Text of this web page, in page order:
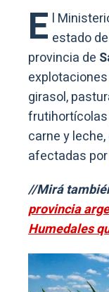
E l
estado
provincia de
girasol,
frutihortícolas
carne y
afectadas por
//Mirá
provincia
Humedales